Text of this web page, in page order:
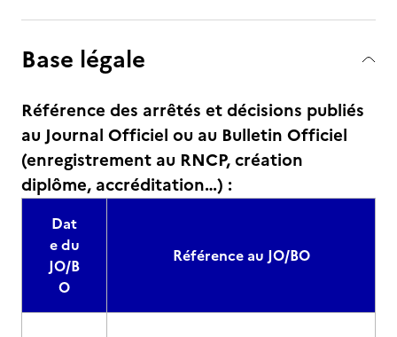
Base légale
Référence des arrêtés et décisions publiés
au Journal Officiel ou au Bulletin Officiel
(enregistrement au RNCP, création
diplôme, accréditation…) :
Dat
e du
JO/B
O
Référence au JO/BO